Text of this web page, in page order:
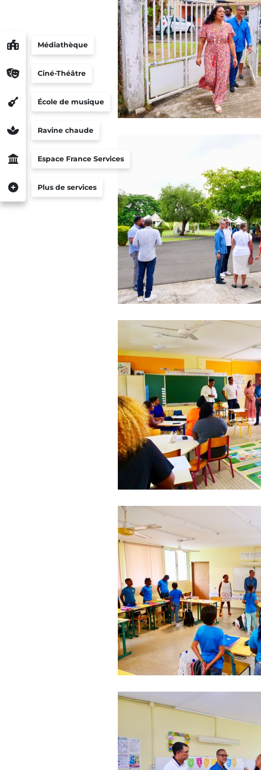
Médiathèque
Ciné-Théâtre
École de musique
Ravine chaude
Espace France Services
Plus de services